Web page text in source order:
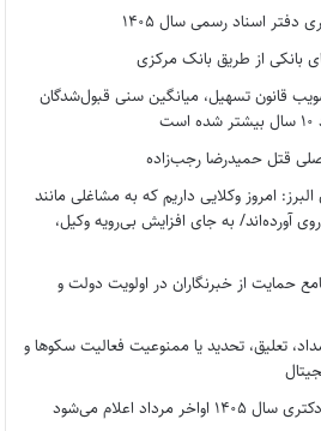
دفتر اسناد رسمی سال ۱۴۰۵
بانکی از طریق بانک مرکزی
قانون تسهیل، میانگین سنی قبول‌شدگان
قتل حمیدرضا رجب‌زاده
امروز وکلایی داریم که به مشاغلی مانند
آورده‌اند/ به جای افزایش بی‌رویه وکیل،
حمایت از خبرنگاران در اولویت دولت و
تعلیق، تحدید یا ممنوعیت فعالیت سکوها و
مرداد اعلام می‌شود